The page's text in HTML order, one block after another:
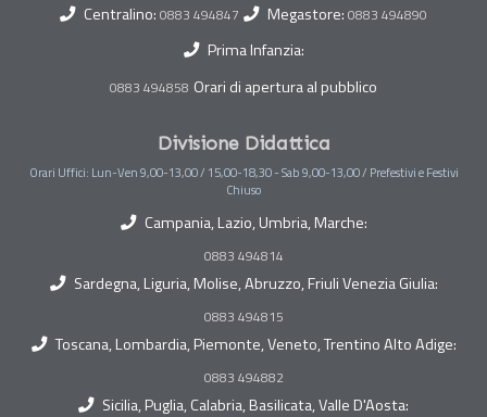
Centralino: 0883 494847 Megastore: 0883 494890
Prima Infanzia:
0883 494858 Orari di apertura al pubblico
Divisione Didattica
Orari Uffici: Lun-Ven 9,00-13,00 / 15,00-18,30 - Sab 9,00-13,00 / Prefestivi e Festivi
Chiuso
Campania, Lazio, Umbria, Marche:
0883 494814
Sardegna, Liguria, Molise, Abruzzo, Friuli Venezia Giulia:
0883 494815
Toscana, Lombardia, Piemonte, Veneto, Trentino Alto Adige:
0883 494882
Sicilia, Puglia, Calabria, Basilicata, Valle D'Aosta: